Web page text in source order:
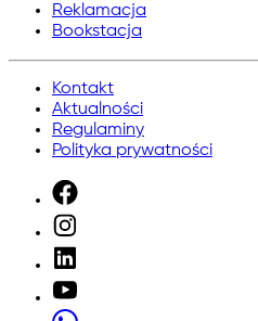
Reklamacja
Bookstacja
Kontakt
Aktualności
Regulaminy
Polityka prywatności